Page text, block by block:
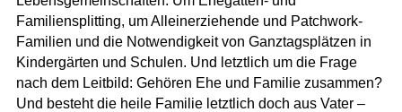
Familiensplitting, um Alleinerziehende und Patchwork-
Familien und die Notwendigkeit von Ganztagsplätzen in
Kindergärten und Schulen. Und letztlich um die Frage
nach dem Leitbild: Gehören Ehe und Familie zusammen?
Und besteht die heile Familie letztlich doch aus Vater –